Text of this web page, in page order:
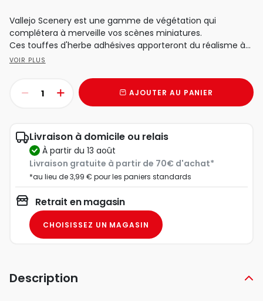
Vallejo Scenery est une gamme de végétation qui
complétera à merveille vos scènes miniatures.
Ces touffes d'herbe adhésives apporteront du réalisme à...
VOIR PLUS
AJOUTER AU PANIER
Livraison à domicile ou relais
à partir du 13 août
Livraison gratuite à partir de 70€ d'achat*
*au lieu de 3,99 € pour les paniers standards
Retrait en magasin
CHOISISSEZ UN MAGASIN
Description